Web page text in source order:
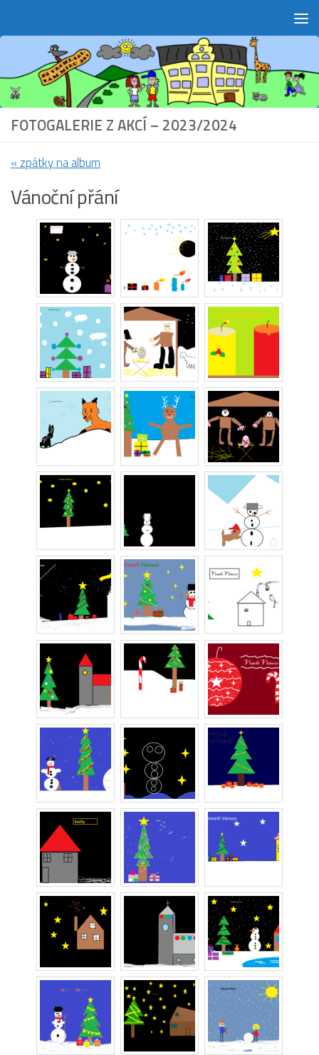
FOTOGALERIE Z AKCÍ – 2023/2024
« zpátky na album
Vánoční přání